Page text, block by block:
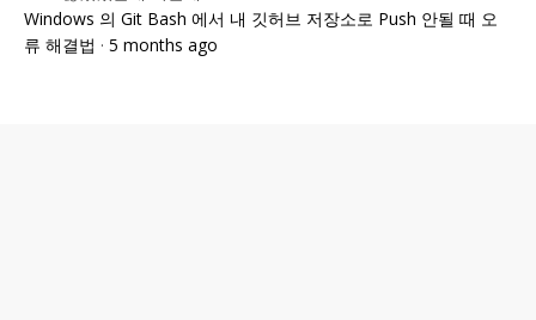
Windows 의 Git Bash 에서 내 깃허브 저장소로 Push 안될 때 오
류 해결법 · 5 months ago